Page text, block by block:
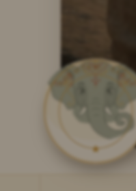
SHAMTAM · ŚĀNTI